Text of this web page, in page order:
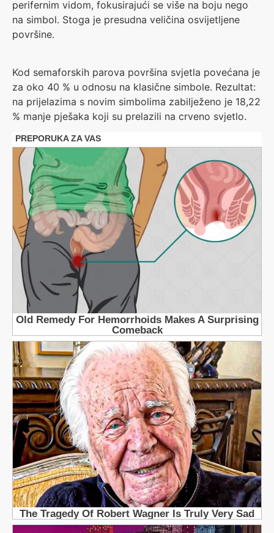
perifernim vidom, fokusirajući se više na boju nego
na simbol. Stoga je presudna veličina osvijetljene
površine.
Kod semaforskih parova površina svjetla povećana je
za oko 40 % u odnosu na klasične simbole. Rezultat:
na prijelazima s novim simbolima zabilježeno je 18,22
% manje pješaka koji su prelazili na crveno svjetlo.